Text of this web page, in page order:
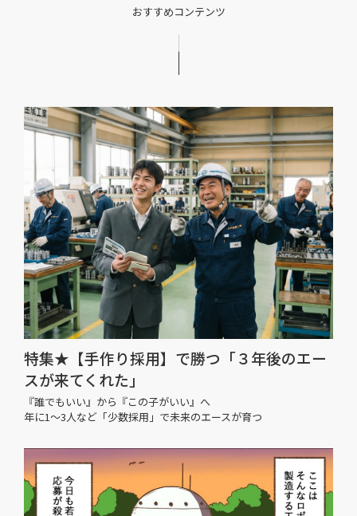
おすすめコンテンツ
特集★【手作り採用】で勝つ「３年後のエー
スが来てくれた」
『誰でもいい』から『この子がいい』へ
年に1〜3人など「少数採用」で未来のエースが育つ